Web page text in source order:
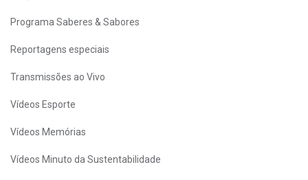
Programa Saberes & Sabores
Reportagens especiais
Transmissões ao Vivo
Vídeos Esporte
Vídeos Memórias
Vídeos Minuto da Sustentabilidade